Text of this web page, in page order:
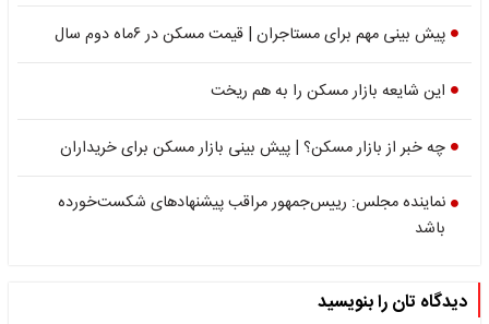
پیش بینی مهم برای مستاجران | قیمت مسکن در ۶ماه دوم سال
این شایعه بازار مسکن را به هم ریخت
چه خبر از بازار مسکن؟ | پیش بینی بازار مسکن برای خریداران
نماینده مجلس: رییس‌جمهور مراقب پیشنهادهای شکست‌خورده
باشد
دیدگاه تان را بنویسید